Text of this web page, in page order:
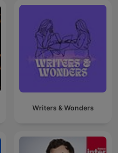
Writers & Wonders